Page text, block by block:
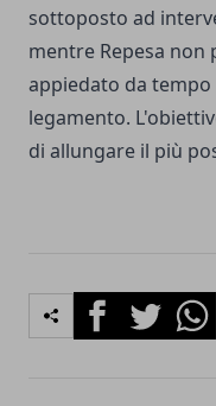
sottoposto ad
mentre Repesa non
appiedato da
legamento.
di allungare il più
FacebookTwitter